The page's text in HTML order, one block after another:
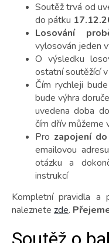
Soutěž trvá od
do pátku
Losování
vylosován jeden
O výsledku
ostatní soutěžící
Čím rychleji
bude výhra
uvedena doba
čím dřív můžeme
Pro zapojení
emailovou
otázku a
instrukcí
Kompletní pravidla a
naleznete zde.